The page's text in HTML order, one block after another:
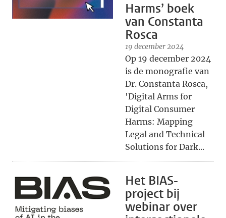
Harms’ boek
van Constanta
Rosca
19 december 2024
Op 19 december 2024
is de monografie van
Dr. Constanta Rosca,
'Digital Arms for
Digital Consumer
Harms: Mapping
Legal and Technical
Solutions for Dark...
Het BIAS-
project bij
webinar over